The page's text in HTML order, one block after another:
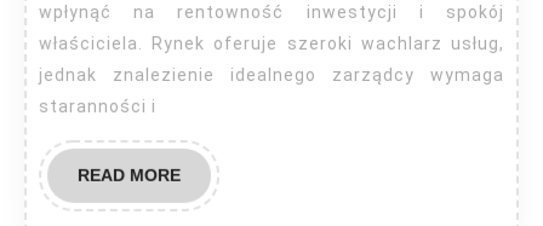
wpłynąć na rentowność inwestycji i spokój
właściciela. Rynek oferuje szeroki wachlarz usług,
jednak znalezienie idealnego zarządcy wymaga
staranności i
READ MOREREAD
MORE